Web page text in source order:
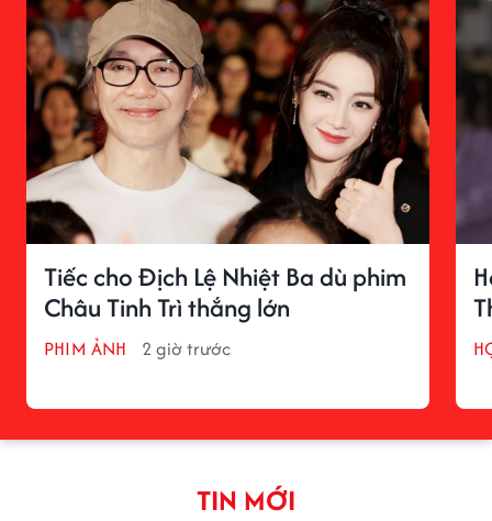
Tiếc cho Địch Lệ Nhiệt Ba dù phim
Châu Tinh Trì thắng lớn
PHIM ẢNH 2 giờ trước
TIN MỚI